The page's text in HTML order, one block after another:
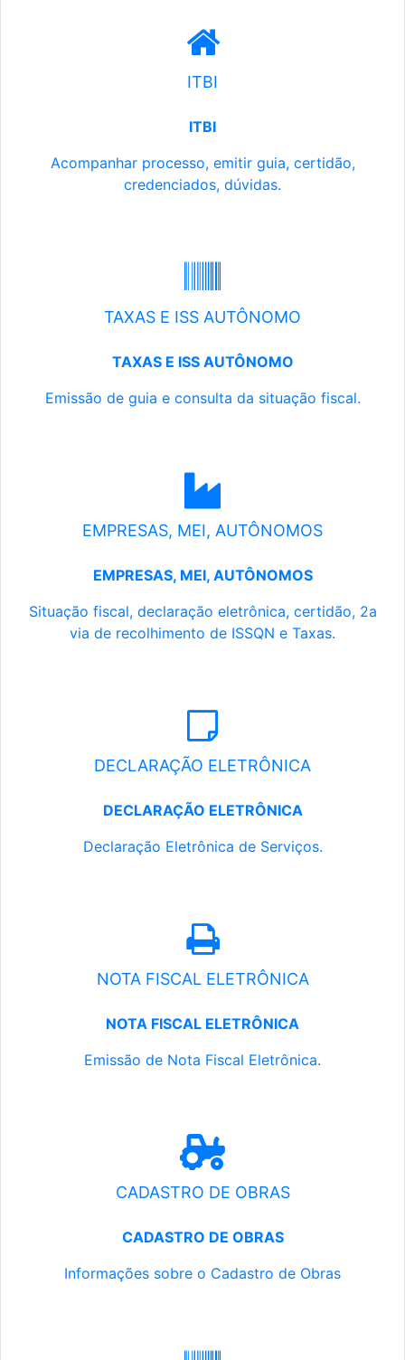
ITBI
ITBI
Acompanhar processo, emitir guia, certidão,
credenciados, dúvidas.
TAXAS E ISS AUTÔNOMO
TAXAS E ISS AUTÔNOMO
Emissão de guia e consulta da situação fiscal.
EMPRESAS, MEI, AUTÔNOMOS
EMPRESAS, MEI, AUTÔNOMOS
Situação fiscal, declaração eletrônica, certidão, 2a
via de recolhimento de ISSQN e Taxas.
DECLARAÇÃO ELETRÔNICA
DECLARAÇÃO ELETRÔNICA
Declaração Eletrônica de Serviços.
NOTA FISCAL ELETRÔNICA
NOTA FISCAL ELETRÔNICA
Emissão de Nota Fiscal Eletrônica.
CADASTRO DE OBRAS
CADASTRO DE OBRAS
Informações sobre o Cadastro de Obras